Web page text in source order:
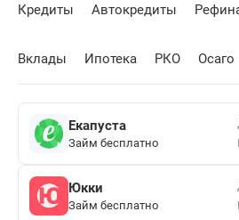
Кредиты Автокредиты
Вклады Ипотека РКО Осаго
Екапуста
Займ бесплатно
Юкки
Займ бесплатно